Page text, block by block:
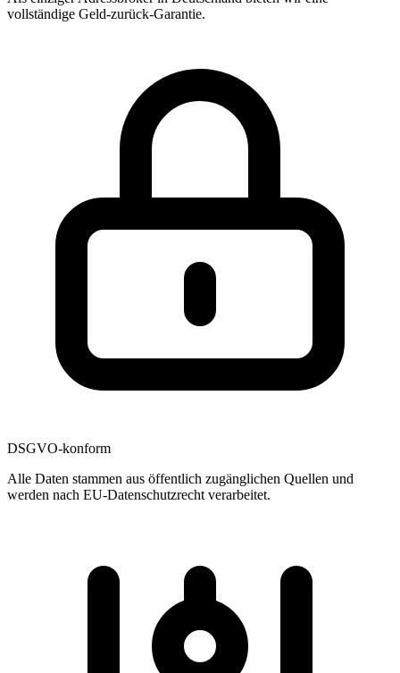
vollständige Geld-zurück-Garantie.
DSGVO-konform
Alle Daten stammen aus öffentlich zugänglichen Quellen und
werden nach EU-Datenschutzrecht verarbeitet.